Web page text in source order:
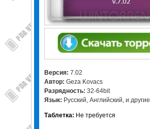
Версия: 7.02
Автор: Geza Kovacs
Разрядность: 32-64bit
Язык: Русский, Английский, и другие
Таблетка: Не требуется